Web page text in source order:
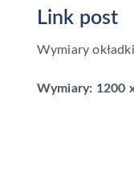
Link post
Wymiary
Wymiary: 1200